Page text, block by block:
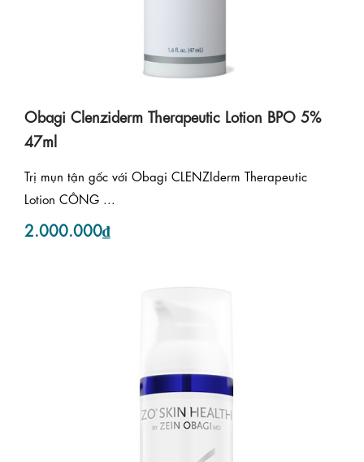
Obagi Clenziderm Therapeutic Lotion BPO 5%
47ml
Trị mụn tận gốc với Obagi CLENZIderm Therapeutic
Lotion CÔNG ...
2.000.000₫